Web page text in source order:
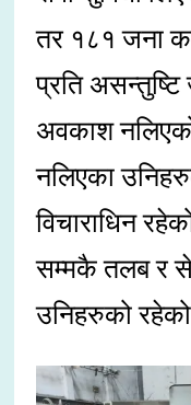
तर १८१ जना
प्रति
अवकाश
नलिएका
विचाराधिन
सम्मकै तलब र
उनिहरुको